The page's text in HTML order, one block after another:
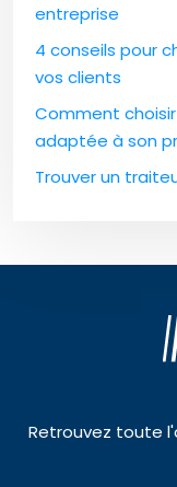
entreprise
4 conseils pour
vos clients
Comment
adaptée à son
Trouver un
Retrouvez toute